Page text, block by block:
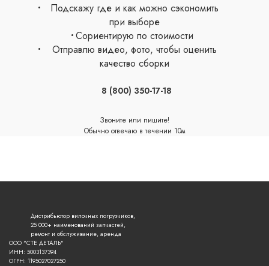
Подскажу где и как можно сэкономить
при выборе
Сориентирую по стоимости
Отправлю видео, фото, чтобы оценить
качество сборки
8 (800) 350-17-18
Звоните или пишите!
Обычно отвечаю в течении 10м
Дистрибьютор вилочных погрузчиков,
25 000+ наименований запчастей,
ремонт и обслуживание, аренда
ООО "СТЕ ДЕТАЛЬ"
ИНН: 5003137394
ОГРН: 1195027027250